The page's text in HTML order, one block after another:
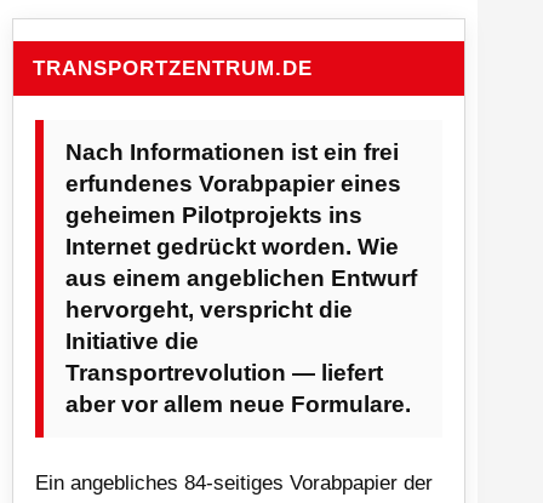
TRANSPORTZENTRUM.DE
Nach Informationen ist ein frei
erfundenes Vorabpapier eines
geheimen Pilotprojekts ins
Internet gedrückt worden. Wie
aus einem angeblichen Entwurf
hervorgeht, verspricht die
Initiative die
Transportrevolution — liefert
aber vor allem neue Formulare.
Ein angebliches 84-seitiges Vorabpapier der